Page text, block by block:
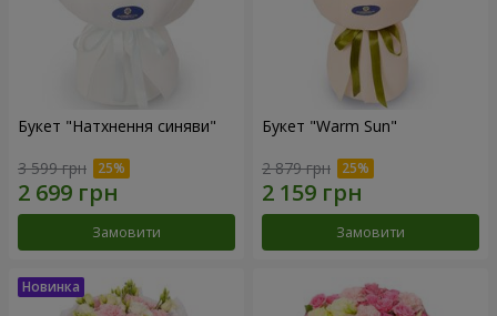
Букет "Натхнення синяви"
3 599 грн
Замовити
Букет "Warm Sun"
2 879 грн
Замовити